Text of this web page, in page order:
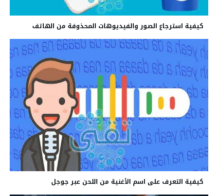
كيفية استرجاع الصور والفيديوهات المحذوفة من الهاتف
كيفية التعرف على اسم الأغنية من اللحن عبر جوجل